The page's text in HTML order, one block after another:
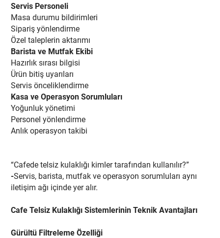
Servis Personeli
Masa durumu bildirimleri
Sipariş yönlendirme
Özel taleplerin aktarımı
Barista ve Mutfak Ekibi
Hazırlık sırası bilgisi
Ürün bitiş uyarıları
Servis önceliklendirme
Kasa ve Operasyon Sorumluları
Yoğunluk yönetimi
Personel yönlendirme
Anlık operasyon takibi
“Cafede telsiz kulaklığı kimler tarafından kullanılır?”
-Servis, barista, mutfak ve operasyon sorumluları aynı
iletişim ağı içinde yer alır.
Cafe Telsiz Kulaklığı Sistemlerinin Teknik Avantajları
Gürültü Filtreleme Özelliği